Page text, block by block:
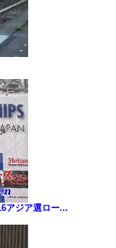
アジア選ロー...